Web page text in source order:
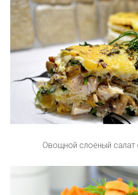
Овощной слоёный салат